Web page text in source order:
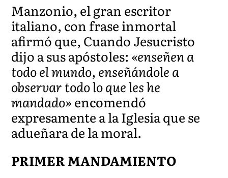
Manzonio, el gran escritor
italiano, con frase inmortal
afirmó que, Cuando Jesucristo
dijo a sus apóstoles: «enseñen a
todo el mundo, enseñándole a
observar todo lo que les he
mandado»encomendó
expresamente a la Iglesia que se
adueñara de la moral.
PRIMER MANDAMIENTO